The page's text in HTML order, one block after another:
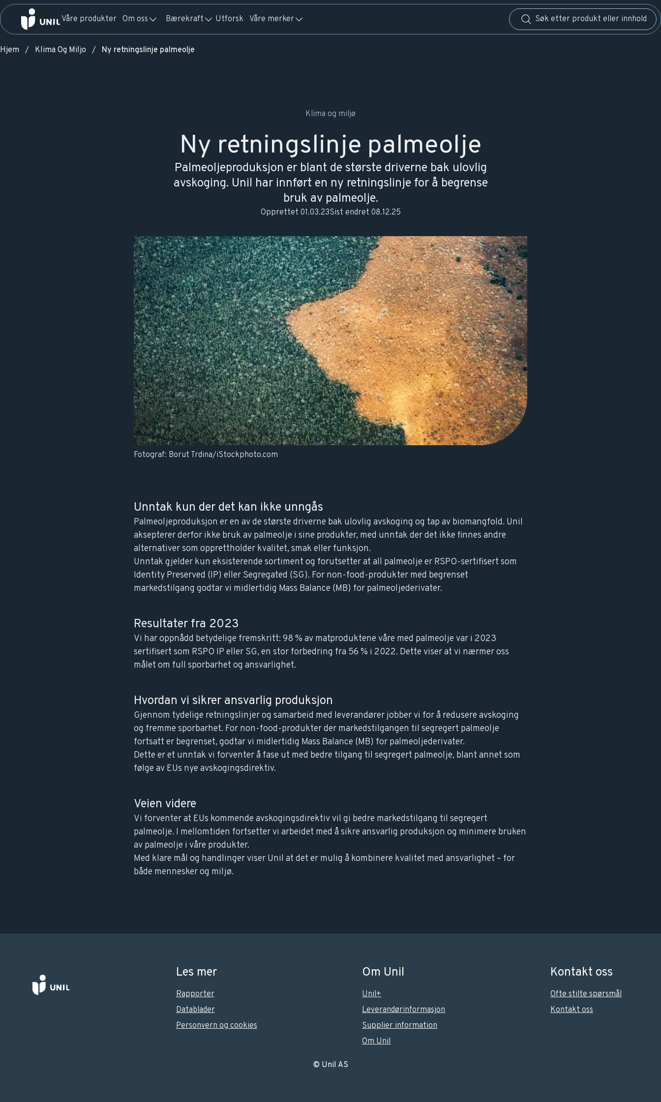
Våre produkter Om oss Bærekraft Utforsk Våre merker
Hjem Klima Og Miljo Ny retningslinje palmeolje
Klima og miljø
Ny retningslinje palmeolje
Palmeoljeproduksjon er blant de største driverne bak ulovlig
avskoging. Unil har innført en ny retningslinje for å begrense
bruk av palmeolje.
Opprettet 01.03.23Sist endret 08.12.25
Fotograf: Borut Trdina/iStockphoto.com
Unntak kun der det kan ikke unngås
Palmeoljeproduksjon er en av de største driverne bak ulovlig avskoging og tap av biomangfold. Unil
aksepterer derfor ikke bruk av palmeolje i sine produkter, med unntak der det ikke finnes andre
alternativer som opprettholder kvalitet, smak eller funksjon.
Unntak gjelder kun eksisterende sortiment og forutsetter at all palmeolje er RSPO-sertifisert som
Identity Preserved (IP) eller Segregated (SG). For non-food-produkter med begrenset
markedstilgang godtar vi midlertidig Mass Balance (MB) for palmeoljederivater.
Resultater fra 2023
Vi har oppnådd betydelige fremskritt: 98 % av matproduktene våre med palmeolje var i 2023
sertifisert som RSPO IP eller SG, en stor forbedring fra 56 % i 2022. Dette viser at vi nærmer oss
målet om full sporbarhet og ansvarlighet.
Hvordan vi sikrer ansvarlig produksjon
Gjennom tydelige retningslinjer og samarbeid med leverandører jobber vi for å redusere avskoging
og fremme sporbarhet. For non-food-produkter der markedstilgangen til segregert palmeolje
fortsatt er begrenset, godtar vi midlertidig Mass Balance (MB) for palmeoljederivater.
Dette er et unntak vi forventer å fase ut med bedre tilgang til segregert palmeolje, blant annet som
følge av EUs nye avskogingsdirektiv.
Veien videre
Vi forventer at EUs kommende avskogingsdirektiv vil gi bedre markedstilgang til segregert
palmeolje. I mellomtiden fortsetter vi arbeidet med å sikre ansvarlig produksjon og minimere bruken
av palmeolje i våre produkter.
Med klare mål og handlinger viser Unil at det er mulig å kombinere kvalitet med ansvarlighet – for
både mennesker og miljø.
Les mer
Rapporter
Datablader
Personvern og cookies
Om Unil
Unil+
Leverandørinformasjon
Supplier information
Om Unil
Kontakt oss
Ofte stilte spørsmål
Kontakt oss
© Unil AS